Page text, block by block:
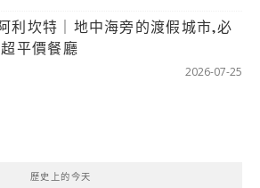
利坎特｜地中海旁的渡假城市,必
平價餐廳
2026-07-25
歷史上的今天